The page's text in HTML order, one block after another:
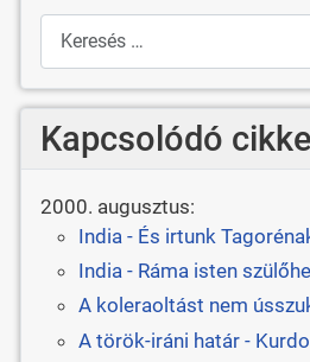
Keresés
Kapcsolódó
2000. augusztus:
India - És irtunk
India - Ráma isten
A koleraoltást nem
A török-iráni határ -